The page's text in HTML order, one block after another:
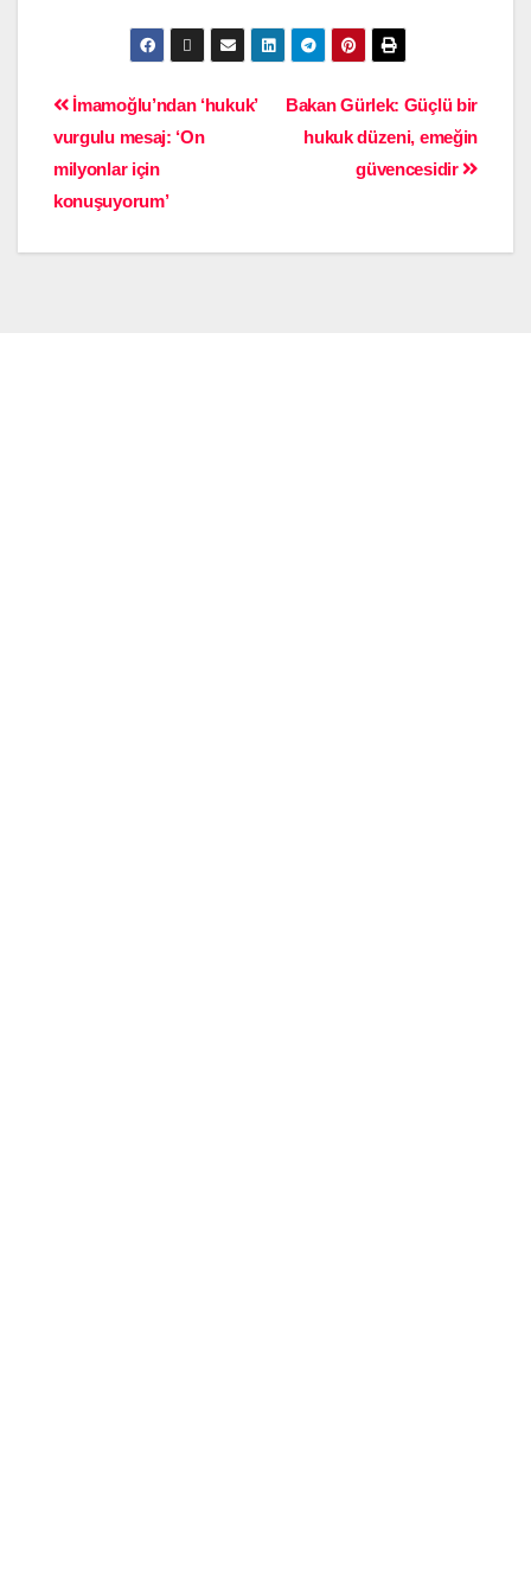
Bakan Gürlek: Güçlü bir
hukuk düzeni, emeğin
güvencesidir
İmamoğlu’ndan ‘hukuk’
vurgulu mesaj: ‘On
milyonlar için
konuşuyorum’